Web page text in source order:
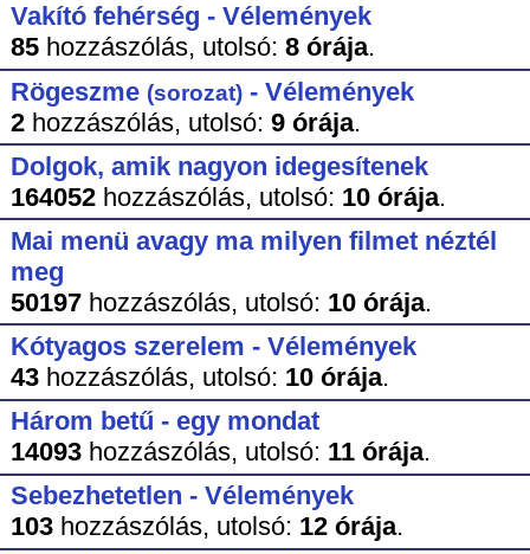
Vakító fehérség - Vélemények
85hozzászólás, utolsó: 8 órája.
Rögeszme (sorozat)- Vélemények
2hozzászólás, utolsó: 9 órája.
Dolgok, amik nagyon idegesítenek
164052hozzászólás, utolsó: 10 órája.
Mai menü avagy ma milyen filmet néztél
meg
50197hozzászólás, utolsó: 10 órája.
Kótyagos szerelem - Vélemények
43hozzászólás, utolsó: 10 órája.
Három betű - egy mondat
14093hozzászólás, utolsó: 11 órája.
Sebezhetetlen - Vélemények
103hozzászólás, utolsó: 12 órája.